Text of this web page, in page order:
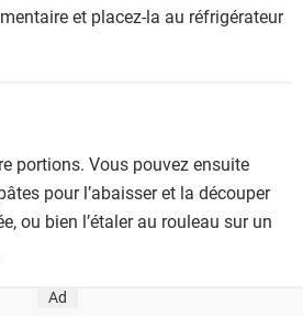
et placez-la au réfrigérateur
portions. Vous pouvez ensuite
pour l’abaisser et la découper
ou bien l’étaler au rouleau sur un
Ad